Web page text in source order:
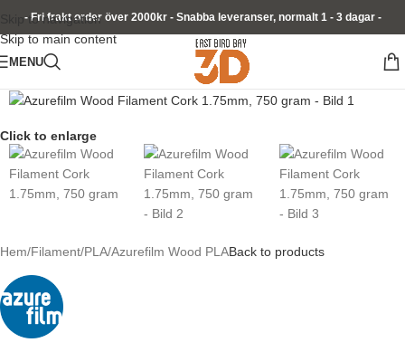
Skip to navigation
Skip to main content
- Fri frakt order över 2000kr - Snabba leveranser, normalt 1 - 3 dagar -
MENU
Click to enlarge
Hem/Filament/PLA/Azurefilm Wood PLABack to products